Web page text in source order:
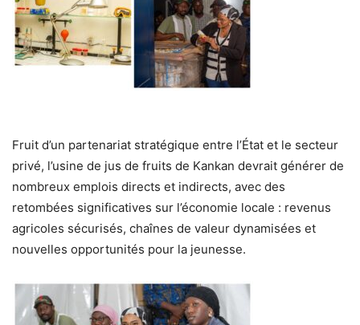
Fruit d’un partenariat stratégique entre l’État et le secteur
privé, l’usine de jus de fruits de Kankan devrait générer de
nombreux emplois directs et indirects, avec des
retombées significatives sur l’économie locale : revenus
agricoles sécurisés, chaînes de valeur dynamisées et
nouvelles opportunités pour la jeunesse.